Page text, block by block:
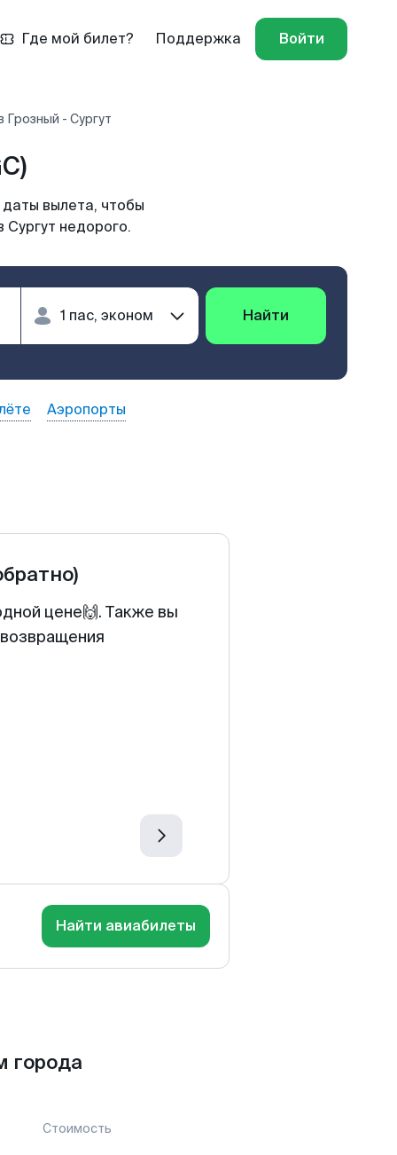
Где мой билет? Поддержка Войти
Грозный - Сургут
вылета, чтобы
Сургут недорого.
Найти
Аэропорты
цене🙌. Также вы
Найти авиабилеты
города
Стоимость